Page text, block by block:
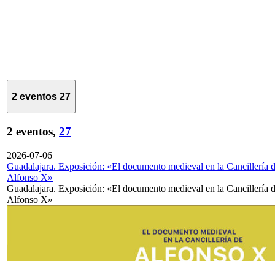
2 eventos 27
2 eventos, 27
2026-07-06
Guadalajara. Exposición: «El documento medieval en la Cancillería
Alfonso X»
Guadalajara. Exposición: «El documento medieval en la Cancillería
Alfonso X»